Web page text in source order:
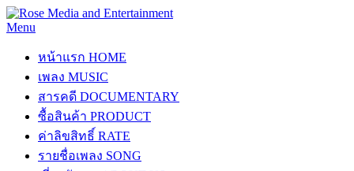
Menu
หน้าแรก HOME
เพลง MUSIC
สารคดี DOCUMENTARY
ซื้อสินค้า PRODUCT
ค่าลิขสิทธิ์ RATE
รายชื่อเพลง SONG